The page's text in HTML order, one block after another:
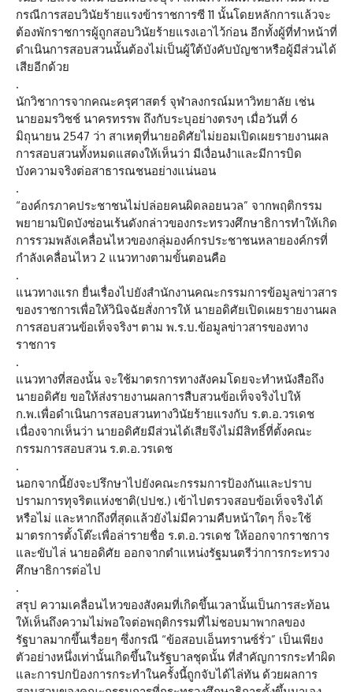
กรณีการสอบวินัยร้ายแรงข้าราชการซี 11 นั้นโดยหลักการแล้วจะ
ต้องพักราชการผู้ถูกสอบวินัยร้ายแรงเอาไว้ก่อน อีกทั้งผู้ที่ทำหน้าที่
ดำเนินการสอบสวนนั้นต้องไม่เป็นผู้ใต้บังคับบัญชาหรือผู้มีส่วนได้
เสียอีกด้วย
.
นักวิชาการจากคณะครุศาสตร์ จุฬาลงกรณ์มหาวิทยาลัย เช่น
นายอมรวิชช์ นาครทรรพ ถึงกับระบุอย่างตรงๆ เมื่อวันที่ 6
มิถุนายน 2547 ว่า สาเหตุที่นายอดิศัยไม่ยอมเปิดเผยรายงานผล
การสอบสวนทั้งหมดแสดงให้เห็นว่า มีเงื่อนงำและมีการบิด
บังความจริงต่อสาธารณชนอย่างแน่นอน
.
“องค์กรภาคประชาชนไม่ปล่อยคนผิดลอยนวล” จากพฤติกรรม
พยายามปิดบังซ่อนเร้นดังกล่าวของกระทรวงศึกษาธิการทำให้เกิด
การรวมพลังเคลื่อนไหวของกลุ่มองค์กรประชาชนหลายองค์กรที่
กำลังเคลื่อนไหว 2 แนวทางตามขั้นตอนคือ
.
แนวทางแรก ยื่นเรื่องไปยังสำนักงานคณะกรรมการข้อมูลข่าวสาร
ของราชการเพื่อให้วินิจฉัยสั่งการให้ นายอดิศัยเปิดเผยรายงานผล
การสอบสวนข้อเท็จจริงฯ ตาม พ.ร.บ.ข้อมูลข่าวสารของทาง
ราชการ
.
แนวทางที่สองนั้น จะใช้มาตรการทางสังคมโดยจะทำหนังสือถึง
นายอดิศัย ขอให้ส่งรายงานผลการสืบสวนข้อเท็จจริงไปให้
ก.พ.เพื่อดำเนินการสอบสวนทางวินัยร้ายแรงกับ ร.ต.อ.วรเดช
เนื่องจากเห็นว่า นายอดิศัยมีส่วนได้เสียจึงไม่มีสิทธิ์ที่ตั้งคณะ
กรรมการสอบสวน ร.ต.อ.วรเดช
.
นอกจากนี้ยังจะปรึกษาไปยังคณะกรรมการป้องกันและปราบ
ปรามการทุจริตแห่งชาติ(ปปช.) เข้าไปตรวจสอบข้อเท็จจริงได้
หรือไม่ และหากถึงที่สุดแล้วยังไม่มีความคืบหน้าใดๆ ก็จะใช้
มาตรการตั้งโต๊ะเพื่อล่ารายชื่อ ร.ต.อ.วรเดช ให้ออกจากราชการ
และขับไล่ นายอดิศัย ออกจากตำแหน่งรัฐมนตรีว่าการกระทรวง
ศึกษาธิการต่อไป
.
สรุป ความเคลื่อนไหวของสังคมที่เกิดขึ้นเวลานั้นเป็นการสะท้อน
ให้เห็นถึงความไม่พอใจต่อพฤติกรรมที่ไม่ชอบมาพากลของ
รัฐบาลมากขึ้นเรื่อยๆ ซึ่งกรณี “ข้อสอบเอ็นทรานซ์รั่ว” เป็นเพียง
ตัวอย่างหนึ่งเท่านั้นเกิดขึ้นในรัฐบาลชุดนั้น ที่สำคัญการกระทำผิด
และการปกป้องการกระทำในครั้งนี้ถูกจับได้ไล่ทัน ด้วยผลการ